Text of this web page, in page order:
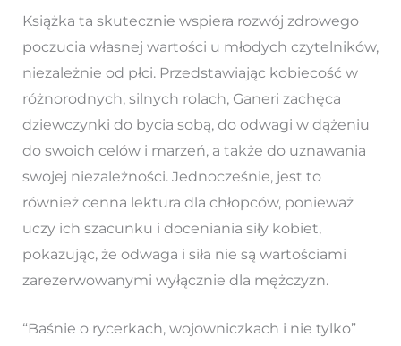
Książka ta skutecznie wspiera rozwój zdrowego
poczucia własnej wartości u młodych czytelników,
niezależnie od płci. Przedstawiając kobiecość w
różnorodnych, silnych rolach, Ganeri zachęca
dziewczynki do bycia sobą, do odwagi w dążeniu
do swoich celów i marzeń, a także do uznawania
swojej niezależności. Jednocześnie, jest to
również cenna lektura dla chłopców, ponieważ
uczy ich szacunku i doceniania siły kobiet,
pokazując, że odwaga i siła nie są wartościami
zarezerwowanymi wyłącznie dla mężczyzn.
“Baśnie o rycerkach, wojowniczkach i nie tylko”